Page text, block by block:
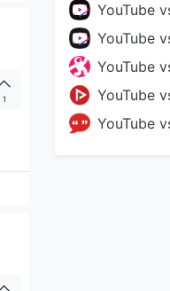
1
YouTube
YouTube
YouTube
YouTube
YouTube